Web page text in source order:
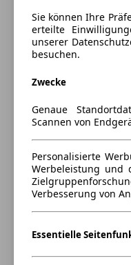
Sie können Ihre
erteilte
unserer
besuchen.
Zwecke
Genaue
Scannen von
Personalisierte
Werbeleistung und
Verbesserung von
Essentielle